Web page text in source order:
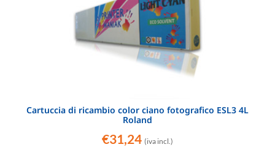
Cartuccia di ricambio color ciano fotografico ESL3 4L
Roland
€31,24 (iva incl.)